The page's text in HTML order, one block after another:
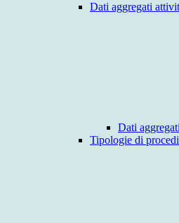
Dati aggregati
Dati
Tipologie di